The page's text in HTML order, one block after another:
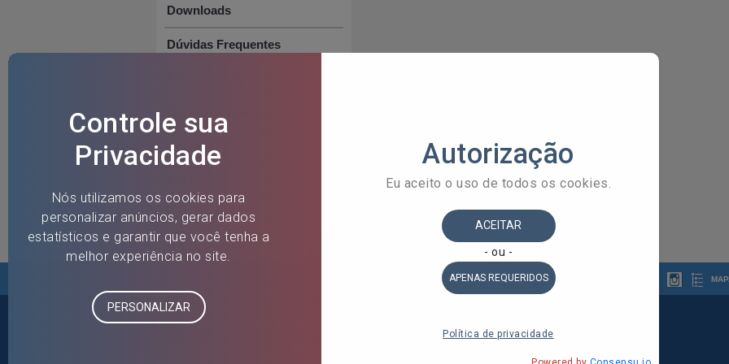
Downloads
Dúvidas Frequentes
Notícias
Sites úteis
ASFEB - Associação dos Servidores Fiscais do Estado da Bahia